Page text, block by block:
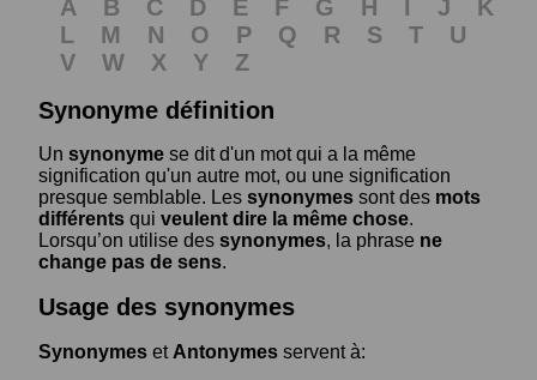
A B C D E F G H I J
K
L
M N O P Q R S T
U
V
W X Y
Z
Synonyme définition
Un synonyme se dit d'un mot qui a la même
signification qu'un autre mot, ou une signification
presque semblable. Les synonymes sont des mots
différents qui veulent dire la même chose.
Lorsqu’on utilise des synonymes, la phrase ne
change pas de sens.
Usage des synonymes
Synonymes et Antonymes servent à: